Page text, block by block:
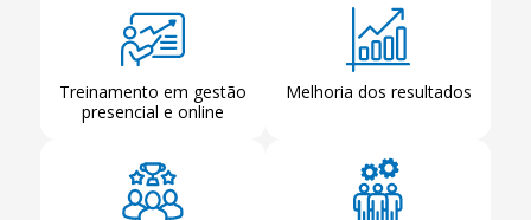
Treinamento em gestão
presencial e online
Melhoria dos resultados